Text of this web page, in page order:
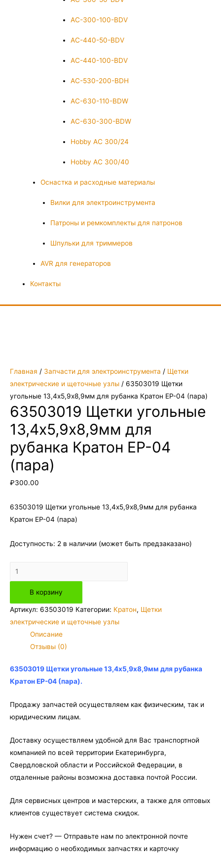
AC-300-100-BDV
AC-440-50-BDV
AC-440-100-BDV
AC-530-200-BDH
AC-630-110-BDW
AC-630-300-BDW
Hobby AC 300/24
Hobby AC 300/40
Оснастка и расходные материалы
Вилки для электроинструмента
Патроны и ремкомплекты для патронов
Шпульки для триммеров
AVR для генераторов
Контакты
Главная / Запчасти для электроинструмента / Щетки
электрические и щеточные узлы / 63503019 Щетки
угольные 13,4х5,9х8,9мм для рубанка Кратон EP-04 (пара)
63503019 Щетки угольные
13,4х5,9х8,9мм для
рубанка Кратон EP-04
(пара)
₽300.00
63503019 Щетки угольные 13,4х5,9х8,9мм для рубанка
Кратон EP-04 (пара)
Доступность: 2 в наличии (может быть предзаказано)
Количество
товара
63503019
Щетки
Кратон
EP-
(пара)
В корзину
Артикул: 63503019 Категории: Кратон, Щетки
электрические и щеточные узлы
Описание
Отзывы (0)
63503019 Щетки угольные 13,4х5,9х8,9мм для рубанка
Кратон EP-04 (пара).
Продажу запчастей осуществляем как физическим, так и
юридическим лицам.
Доставку осуществляем удобной для Вас транспортной
компанией по всей территории Екатеринбурга,
Свердловской области и Российской Федерации, в
отдаленные районы возможна доставка почтой России.
Для сервисных центров и мастерских, а также для оптовых
клиентов существует система скидок.
Нужен счет? — Отправьте нам по электронной почте
информацию о необходимых запчастях и карточку